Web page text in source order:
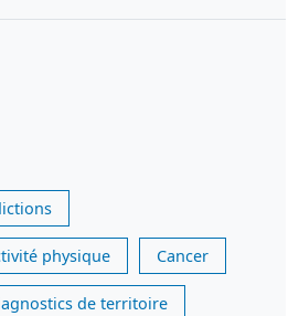
physique Cancer
de territoire